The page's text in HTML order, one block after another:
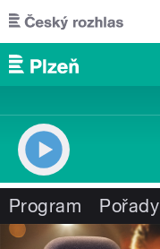
Přejít k hlavnímu obsahu
Program Pořady